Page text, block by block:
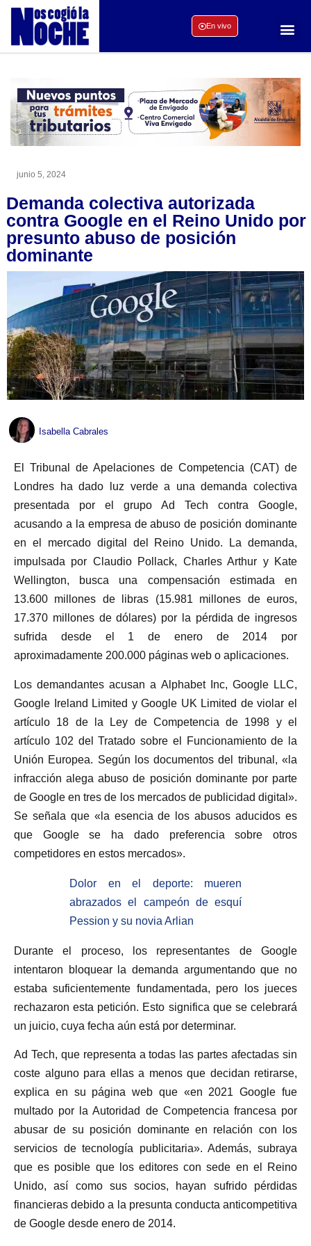
En vivo
junio 5, 2024
Demanda colectiva autorizada
contra Google en el Reino Unido por
presunto abuso de posición
dominante
Isabella Cabrales
El Tribunal de Apelaciones de Competencia (CAT) de
Londres ha dado luz verde a una demanda colectiva
presentada por el grupo Ad Tech contra Google,
acusando a la empresa de abuso de posición dominante
en el mercado digital del Reino Unido. La demanda,
impulsada por Claudio Pollack, Charles Arthur y Kate
Wellington, busca una compensación estimada en
13.600 millones de libras (15.981 millones de euros,
17.370 millones de dólares) por la pérdida de ingresos
sufrida desde el 1 de enero de 2014 por
aproximadamente 200.000 páginas web o aplicaciones.
Los demandantes acusan a Alphabet Inc, Google LLC,
Google Ireland Limited y Google UK Limited de violar el
artículo 18 de la Ley de Competencia de 1998 y el
artículo 102 del Tratado sobre el Funcionamiento de la
Unión Europea. Según los documentos del tribunal, «la
infracción alega abuso de posición dominante por parte
de Google en tres de los mercados de publicidad digital».
Se señala que «la esencia de los abusos aducidos es
que Google se ha dado preferencia sobre otros
competidores en estos mercados».
Dolor en el deporte: mueren
abrazados el campeón de esquí
Pession y su novia Arlian
Durante el proceso, los representantes de Google
intentaron bloquear la demanda argumentando que no
estaba suficientemente fundamentada, pero los jueces
rechazaron esta petición. Esto significa que se celebrará
un juicio, cuya fecha aún está por determinar.
Ad Tech, que representa a todas las partes afectadas sin
coste alguno para ellas a menos que decidan retirarse,
explica en su página web que «en 2021 Google fue
multado por la Autoridad de Competencia francesa por
abusar de su posición dominante en relación con los
servicios de tecnología publicitaria». Además, subraya
que es posible que los editores con sede en el Reino
Unido, así como sus socios, hayan sufrido pérdidas
financieras debido a la presunta conducta anticompetitiva
de Google desde enero de 2014.